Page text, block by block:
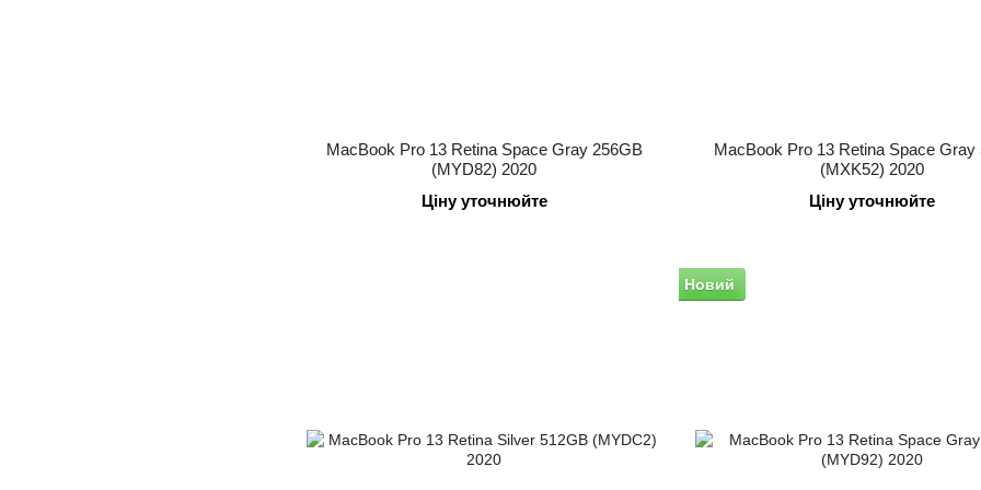
MacBook Pro 13 Retina Space Gray 256GB
(MYD82) 2020
Ціну уточнюйте
MacBook Pro 13 Retina Space Gray
(MXK52) 2020
Ціну уточнюйте
Новий